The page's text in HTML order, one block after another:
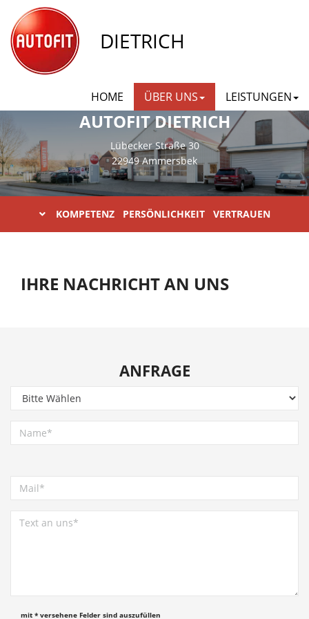
DIETRICH
HOME ÜBER UNS LEISTUNGEN
AUTOFIT DIETRICH
Lübecker Straße 30
22949 Ammersbek
KOMPETENZ PERSÖNLICHKEIT VERTRAUEN
IHRE NACHRICHT AN UNS
ANFRAGE
mit * versehene Felder sind auszufüllen